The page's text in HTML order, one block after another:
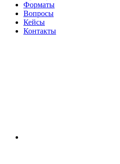
Форматы
Вопросы
Кейсы
Контакты